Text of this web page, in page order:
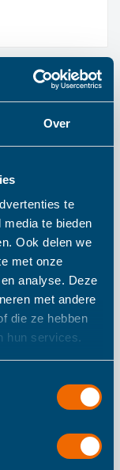
Over
te
te bieden
Ook delen we
met onze
analyse. Deze
met andere
die ze hebben
hun services.
Toy
te worden op
en Rosa
van gerecycled